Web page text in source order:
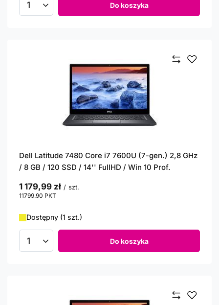
Ilość produktów Do koszyka
Dell Latitude 7480 Core i7 7600U (7-gen.) 2,8 GHz
/ 8 GB / 120 SSD / 14'' FullHD / Win 10 Prof.
1 179,99 zł / szt.
11799.90 PKT
Dostępny (1 szt.)
Ilość produktów Do koszyka